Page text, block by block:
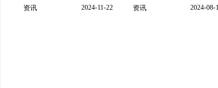
资讯
2024-11-22
资讯
2024-